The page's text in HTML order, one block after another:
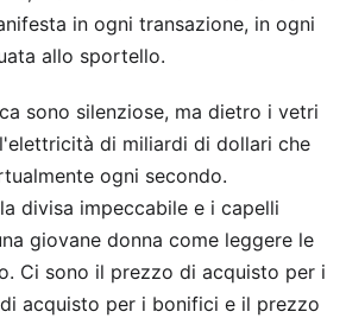
in ogni transazione, in ogni
allo sportello.
sono silenziose, ma dietro i vetri
di miliardi di dollari che
ogni secondo.
divisa impeccabile e i capelli
giovane donna come leggere le
Ci sono il prezzo di acquisto per i
acquisto per i bonifici e il prezzo